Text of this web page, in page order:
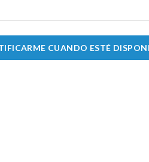
CUANDO ESTÉ